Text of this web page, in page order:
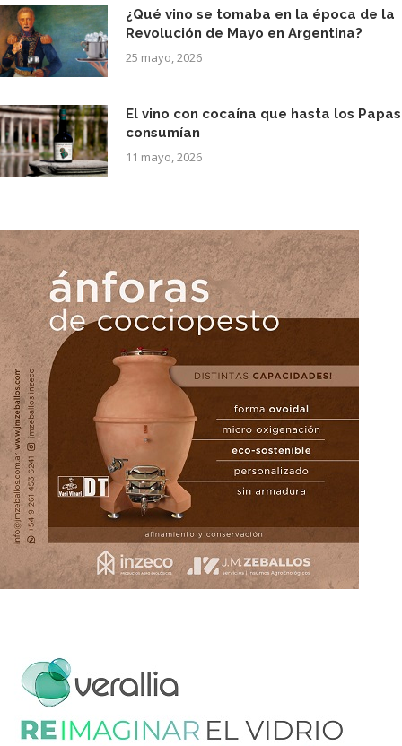
¿Qué vino se tomaba en la época de la
Revolución de Mayo en Argentina?
25 mayo, 2026
El vino con cocaína que hasta los Papas
consumían
11 mayo, 2026